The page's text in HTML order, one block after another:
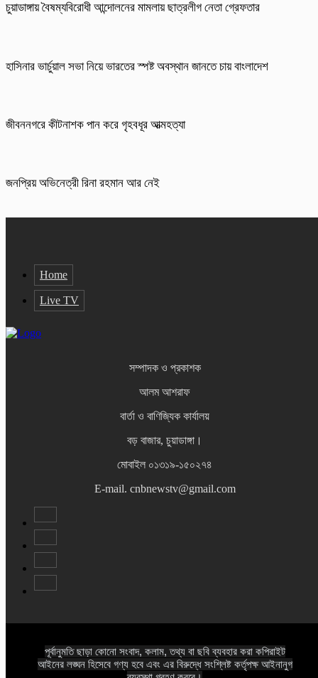
চুয়াডাঙ্গায় বৈষম্যবিরোধী আন্দোলনের মামলায় ছাত্রলীগ নেতা গ্রেফতার
হাসিনার ভার্চুয়াল সভা নিয়ে ভারতের স্পষ্ট অবস্থান জানতে চায় বাংলাদেশ
জীবননগরে কীটনাশক পান করে গৃহবধূর আত্মহত্যা
জনপ্রিয় অভিনেত্রী রিনা রহমান আর নেই
Home
Live TV
সম্পাদক ও প্রকাশক
আলম আশরাফ
বার্তা ও বাণিজ্যিক কার্যালয়
বড় বাজার, চুয়াডাঙ্গা।
মোবাইল ০১৩১৯-১৫০২৭৪
E-mail. cnbnewstv@gmail.com
পূর্বানুমতি ছাড়া কোনো সংবাদ, কলাম, তথ্য বা ছবি ব্যবহার করা কপিরাইট
আইনের লঙ্ঘন হিসেবে গণ্য হবে এবং এর বিরুদ্ধে সংশ্লিষ্ট কর্তৃপক্ষ আইনানুগ